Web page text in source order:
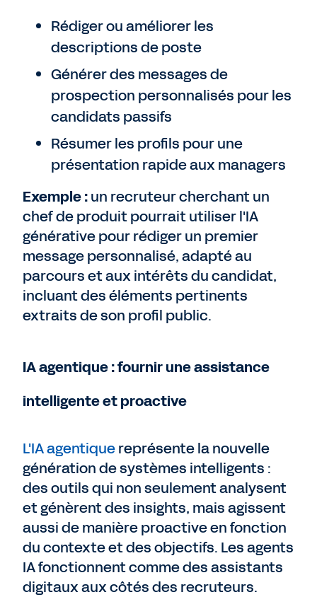
Rédiger ou améliorer les
descriptions de poste
Générer des messages de
prospection personnalisés pour les
candidats passifs
Résumer les profils pour une
présentation rapide aux managers
Exemple :un recruteur cherchant un
chef de produit pourrait utiliser l'IA
générative pour rédiger un premier
message personnalisé, adapté au
parcours et aux intérêts du candidat,
incluant des éléments pertinents
extraits de son profil public.
IA agentique : fournir une assistance
intelligente et proactive
L'IA agentiquereprésente la nouvelle
génération de systèmes intelligents :
des outils qui non seulement analysent
et génèrent des insights, mais agissent
aussi de manière proactive en fonction
du contexte et des objectifs. Les agents
IA fonctionnent comme des assistants
digitaux aux côtés des recruteurs.